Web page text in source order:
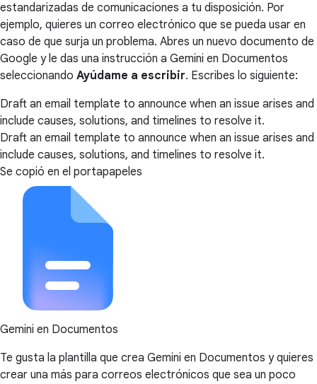
estandarizadas de comunicaciones a tu disposición. Por
ejemplo, quieres un correo electrónico que se pueda usar en
caso de que surja un problema. Abres un nuevo documento de
Google y le das una instrucción a Gemini en Documentos
seleccionando Ayúdame a escribir. Escribes lo siguiente:
Draft an email template to announce when an issue arises and
include causes, solutions, and timelines to resolve it.
Draft an email template to announce when an issue arises and
include causes, solutions, and timelines to resolve it.
Se copió en el portapapeles
Gemini en Documentos
Te gusta la plantilla que crea Gemini en Documentos y quieres
crear una más para correos electrónicos que sea un poco